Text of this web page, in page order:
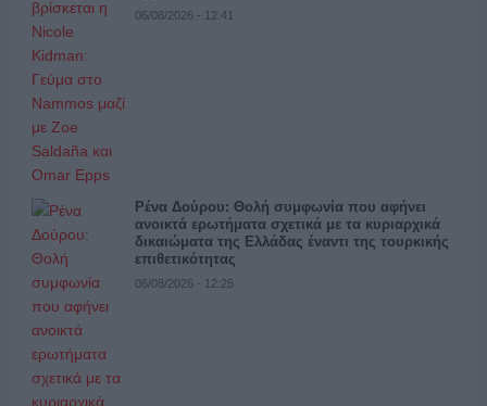
06/08/2026 - 12:41
Ρένα Δούρου: Θολή συμφωνία που αφήνει
ανοικτά ερωτήματα σχετικά με τα κυριαρχικά
δικαιώματα της Ελλάδας έναντι της τουρκικής
επιθετικότητας
06/08/2026 - 12:25